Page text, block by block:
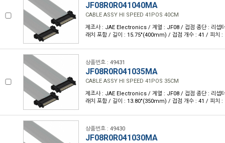
JF08R0R041040MA
CABLE ASSY HI SPEED 41POS 40CM
제조사 : JAE Electronics / 계열 : JF08 / 접점 종단 : 리셉
래치 포함 / 길이 : 15.75"(400mm) / 접점 개수 : 41 / 피치
상품번호 : 49431
JF08R0R041035MA
CABLE ASSY HI SPEED 41POS 35CM
제조사 : JAE Electronics / 계열 : JF08 / 접점 종단 : 리셉
래치 포함 / 길이 : 13.80"(350mm) / 접점 개수 : 41 / 피치
상품번호 : 49430
JF08R0R041030MA